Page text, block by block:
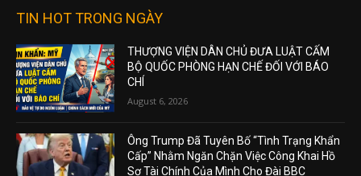
TIN HOT TRONG NGÀY
THƯỢNG VIỆN DÂN CHỦ ĐƯA LUẬT CẤM
BỘ QUỐC PHÒNG HẠN CHẾ ĐỐI VỚI BÁO
CHÍ
August 6, 2026
Ông Trump Đã Tuyên Bố “Tình Trạng Khẩn
Cấp” Nhằm Ngăn Chặn Việc Công Khai Hồ
Sơ Tài Chính Của Mình Cho Đài BBC